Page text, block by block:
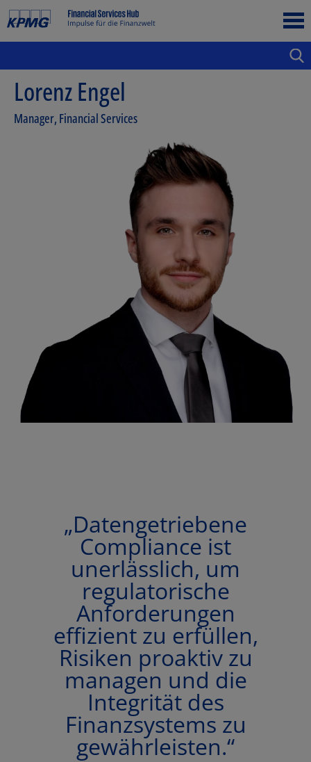
Lorenz Engel
Manager, Financial Services
„Datengetriebene
Compliance ist
unerlässlich, um
regulatorische
Anforderungen
effizient zu erfüllen,
Risiken proaktiv zu
managen und die
Integrität des
Finanzsystems zu
gewährleisten.“